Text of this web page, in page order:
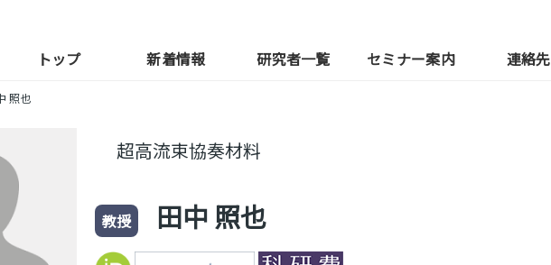
トップ 新着情報 研究者一覧 セミナー案内 連絡先
照也
超高流束協奏材料
教授 田中 照也